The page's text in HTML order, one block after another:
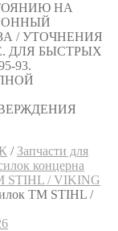
НА
/ УТОЧНЕНИЯ
ДЛЯ БЫСТРЫХ
93.
/ Запчасти для
концерна
STIHL / VIKING
ТМ STIHL /